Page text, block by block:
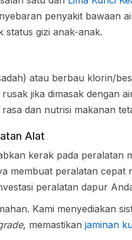
penyakit bawaan
gizi anak-anak.
atau berbau klorin/
jika dimasak dengan
dan nutrisi makanan
Alat
kerak pada peralatan
membuat peralatan cepat
peralatan dapur
Kami menyediakan
, memastikan jaminan